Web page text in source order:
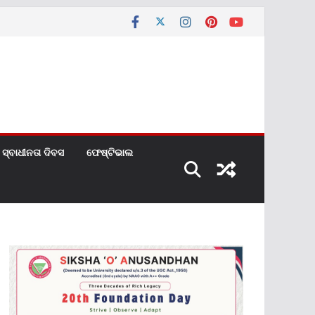
ସ୍ବାଧୀନତା ଦିବସ ଫେଷ୍ଟିଭାଲ